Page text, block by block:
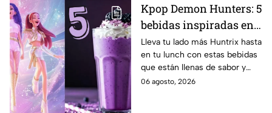
Kpop Demon Hunters: 5
bebidas inspiradas en
las guerreras Huntrix
para llevar a la escuela
este regreso a clases
2026; son saludables y
Lleva tu lado más Huntrix hasta
en tu lunch con estas bebidas
que están llenas de sabor y
frescura.
06 agosto, 2026